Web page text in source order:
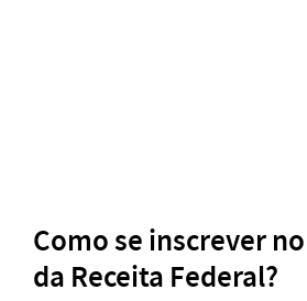
Como se inscrever
da Receita Federal?